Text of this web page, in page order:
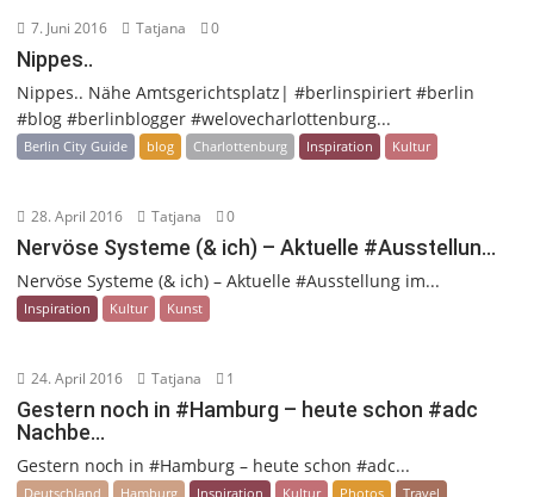
7. Juni 2016 Tatjana 0
Nippes..
Nippes.. Nähe Amtsgerichtsplatz| #berlinspiriert #berlin
#blog #berlinblogger #welovecharlottenburg...
Berlin City Guide blog Charlottenburg Inspiration Kultur
28. April 2016 Tatjana 0
Nervöse Systeme (& ich) – Aktuelle #Ausstellun…
Nervöse Systeme (& ich) – Aktuelle #Ausstellung im...
Inspiration Kultur Kunst
24. April 2016 Tatjana 1
Gestern noch in #Hamburg – heute schon #adc
Nachbe…
Gestern noch in #Hamburg – heute schon #adc...
Deutschland Hamburg Inspiration Kultur Photos Travel